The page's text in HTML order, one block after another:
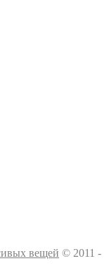
вещей © 2011 -